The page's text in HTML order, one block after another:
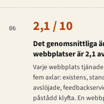
06 2,1 / 10
Det genomsnittliga
webbplatser är 2,1
Varje webbplats
fem axlar: existens,
avslöjade,
påstådd klyfta. En